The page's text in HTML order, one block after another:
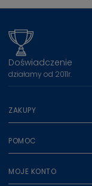
Doświadczenie
działamy od 2011r.
ZAKUPY
POMOC
MOJE KONTO